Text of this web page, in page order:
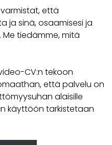
että
ja sinä, osaamisesi ja
tiedämme, mitä
CV:n tekoon
että palvelu on
alaisille
käyttöön tarkistetaan